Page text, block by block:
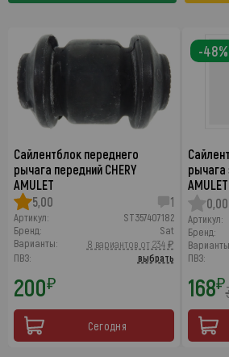
Сайлентблок переднего
рычага передний CHERY
AMULET
5,00
1
Артикул:
ST357407182
Бренд:
Sat
Варианты:
8 вариантов от 234 ₽
ПВЗ:
выбрать
200₽
Сегодня
рычага
AMULET
0,00
Артикул:
Бренд:
ПВЗ:
168₽
-48%